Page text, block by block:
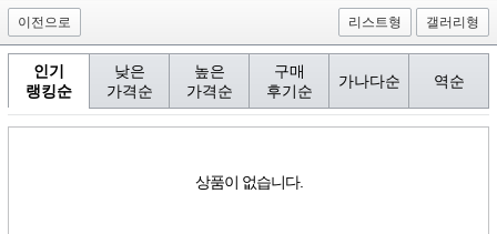
이전으로 리스트형 갤러리형
인기
랭킹순
낮은
가격순
높은
가격순
구매
후기순
가나다순 역순
상품이 없습니다.